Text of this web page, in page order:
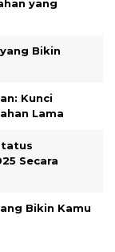
yang
Bikin
Kunci
Lama
Secara
Bikin Kamu